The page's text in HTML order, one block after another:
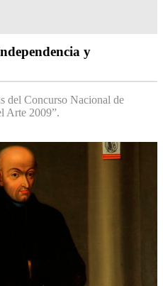
y
del Concurso Nacional de
Arte 2009”.